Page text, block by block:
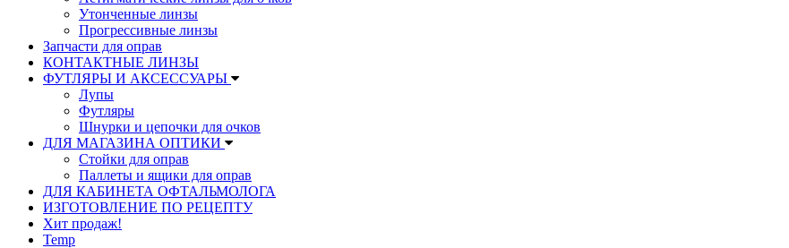
Утонченные линзы
Прогрессивные линзы
Запчасти для оправ
КОНТАКТНЫЕ ЛИНЗЫ
ФУТЛЯРЫ И АКСЕССУАРЫ
Лупы
Футляры
Шнурки и цепочки для очков
ДЛЯ МАГАЗИНА ОПТИКИ
Стойки для оправ
Паллеты и ящики для оправ
ДЛЯ КАБИНЕТА ОФТАЛЬМОЛОГА
ИЗГОТОВЛЕНИЕ ПО РЕЦЕПТУ
Хит продаж!
Temp